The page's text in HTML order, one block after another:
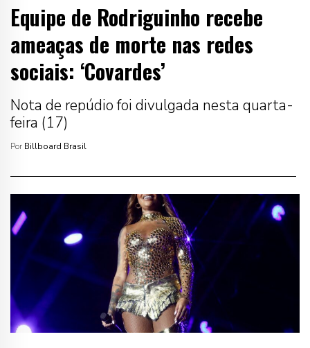
Equipe de Rodriguinho recebe
ameaças de morte nas redes
sociais: ‘Covardes’
Nota de repúdio foi divulgada nesta quarta-
feira (17)
Por Billboard Brasil